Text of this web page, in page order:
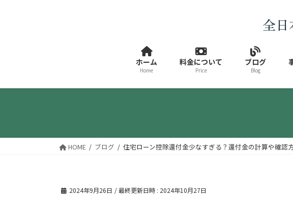
全
ホーム
Home
料金について
Price
ブログ
Blog
HOME ブログ 住宅ローン控除還付金少なすぎる？還付金の計算や確認
2024年9月26日 / 最終更新日時 : 2024年10月27日